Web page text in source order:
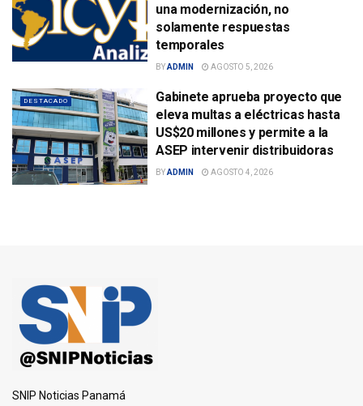
una modernización, no
solamente respuestas
temporales
BYADMIN AGOSTO 5, 2026
DESTACADO
Gabinete aprueba proyecto que
eleva multas a eléctricas hasta
US$20 millones y permite a la
ASEP intervenir distribuidoras
BYADMIN AGOSTO 4, 2026
SNIP Noticias Panamá